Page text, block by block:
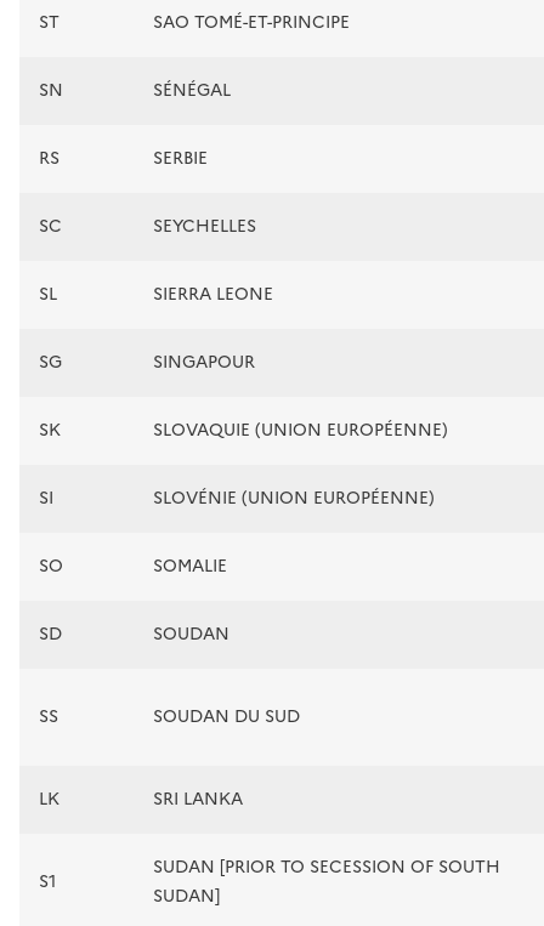
ST SAO TOMÉ-ET-PRINCIPE
SN SÉNÉGAL
RS SERBIE
SC SEYCHELLES
SL SIERRA LEONE
SG SINGAPOUR
SK SLOVAQUIE (UNION EUROPÉENNE)
SI SLOVÉNIE (UNION EUROPÉENNE)
SO SOMALIE
SD SOUDAN
SS SOUDAN DU SUD
LK SRI LANKA
S1
SUDAN [PRIOR TO SECESSION OF SOUTH
SUDAN]